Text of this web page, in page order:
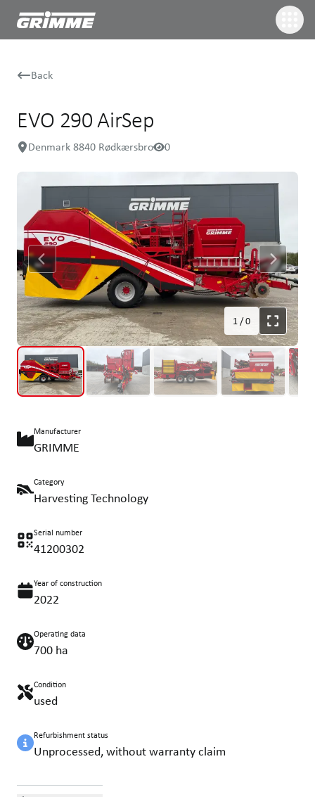
Back
EVO 290 AirSep
Denmark 8840 Rødkærsbro 0
1/0
Manufacturer
GRIMME
Category
Harvesting Technology
Serial number
41200302
Year of construction
2022
Operating data
700 ha
Condition
used
Refurbishment status
Unprocessed, without warranty claim